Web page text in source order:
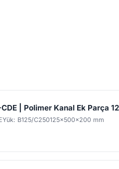
| Polimer Kanal Ek Parça
Yük: B125/C250125x500x200 mm